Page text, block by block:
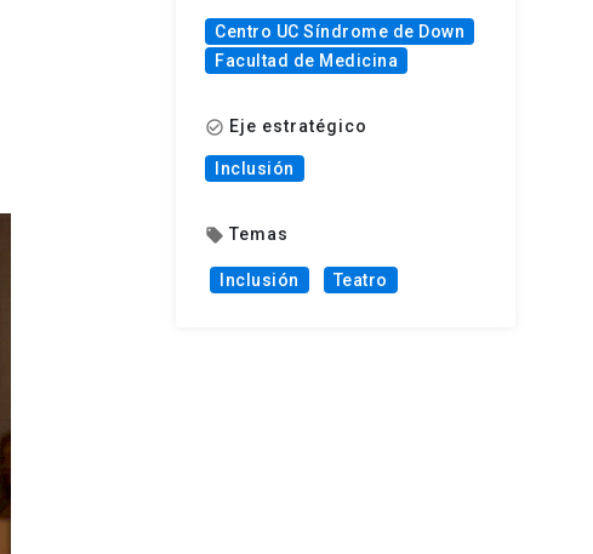
Centro UC Síndrome de Down
Facultad de Medicina
check_circle_outline Eje estratégico
Inclusión
local_offer Temas
Inclusión Teatro